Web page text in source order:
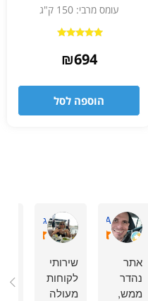
עומס מרבי: 150 ק"ג
5.00
מתוך 5₪694
הוספה לסל
omry A.
אתר
נהדר
ממש,
גיתית ס.
שירותי
לקוחות
מעולה